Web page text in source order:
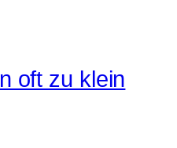
oft zu klein